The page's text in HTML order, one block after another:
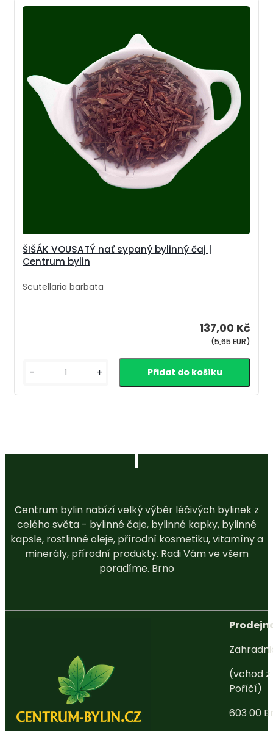
ŠIŠÁK VOUSATÝ nať sypaný bylinný čaj |
Centrum bylin
Scutellaria barbata
137,00 Kč
(5,65 EUR)
- +
Centrum bylin nabízí velký výběr léčivých bylinek z
celého světa - bylinné čaje, bylinné kapky, bylinné
kapsle, rostlinné oleje, přírodní kosmetiku, vitamíny a
minerály, přírodní produkty. Radi Vám ve všem
poradíme. Brno
(vchod
Poříčí)
603 00